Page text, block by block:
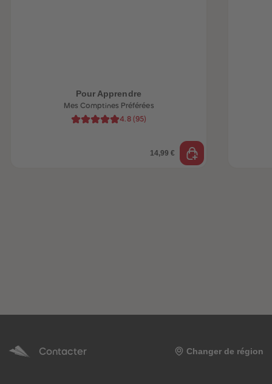
Pour Apprendre
Mes Comptines Préférées
4.8 (95)
14,99 €
Contacter Changer de région